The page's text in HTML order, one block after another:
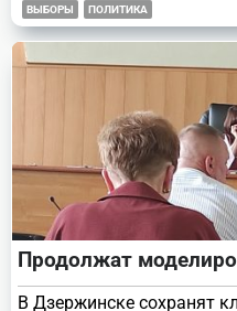
ВЫБОРЫ ПОЛИТИКА
Продолжат
В Дзержинске сохранят